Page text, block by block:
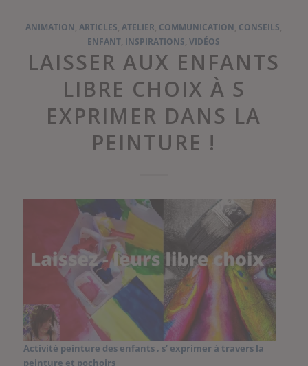
ANIMATION ARTICLES ATELIER COMMUNICATION CONSEILS
ENFANT INSPIRATIONS ,VIDÉOS
LAISSER AUX ENFANTS
LIBRE CHOIX À S
EXPRIMER DANS LA
PEINTURE !
Activité peinture des enfants , s’ exprimer à travers la
peinture et pochoirs